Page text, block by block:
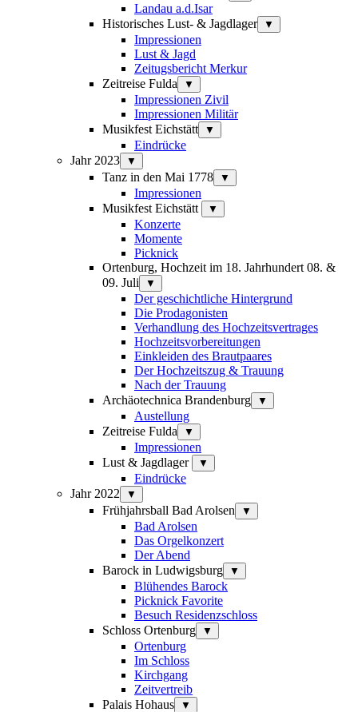
Landau a.d.Isar
Historisches Lust- & Jagdlager
▼
Impressionen
Lust & Jagd
Zeitugsbericht Merkur
Zeitreise Fulda
▼
Impressionen Zivil
Impressionen Militär
Musikfest Eichstätt
▼
Eindrücke
Jahr 2023
▼
Tanz in den Mai 1778 ▼
Impressionen
Musikfest Eichstätt
▼
Konzerte
Momente
Picknick
Ortenburg, Hochzeit im 18. Jahrhundert 08. &
09. Juli
▼
Der geschichtliche Hintergrund
Die Prodagonisten
Verhandlung des Hochzeitsvertrages
Hochzeitsvorbereitungen
Einkleiden des Brautpaares
Der Hochzeitszug & Trauung
Nach der Trauung
Archäotechnica Brandenburg
▼
Austellung
Zeitreise Fulda
▼
Impressionen
Lust & Jagdlager
▼
Eindrücke
Jahr 2022
▼
Frühjahrsball Bad Arolsen ▼
Bad Arolsen
Das Orgelkonzert
Der Abend
Barock in Ludwigsburg
▼
Blühendes Barock
Picknick Favorite
Besuch Residenzschloss
Schloss Ortenburg
▼
Ortenburg
Im Schloss
Kirchgang
Zeitvertreib
Palais Hohaus
▼